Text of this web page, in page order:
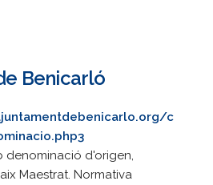
Benicarló
c
denominació d'origen,
Maestrat. Normativa